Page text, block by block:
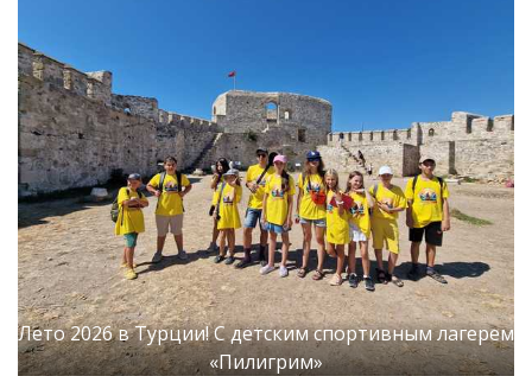
Лето 2026 в Турции! С детским спортивным лагерем
«Пилигрим»